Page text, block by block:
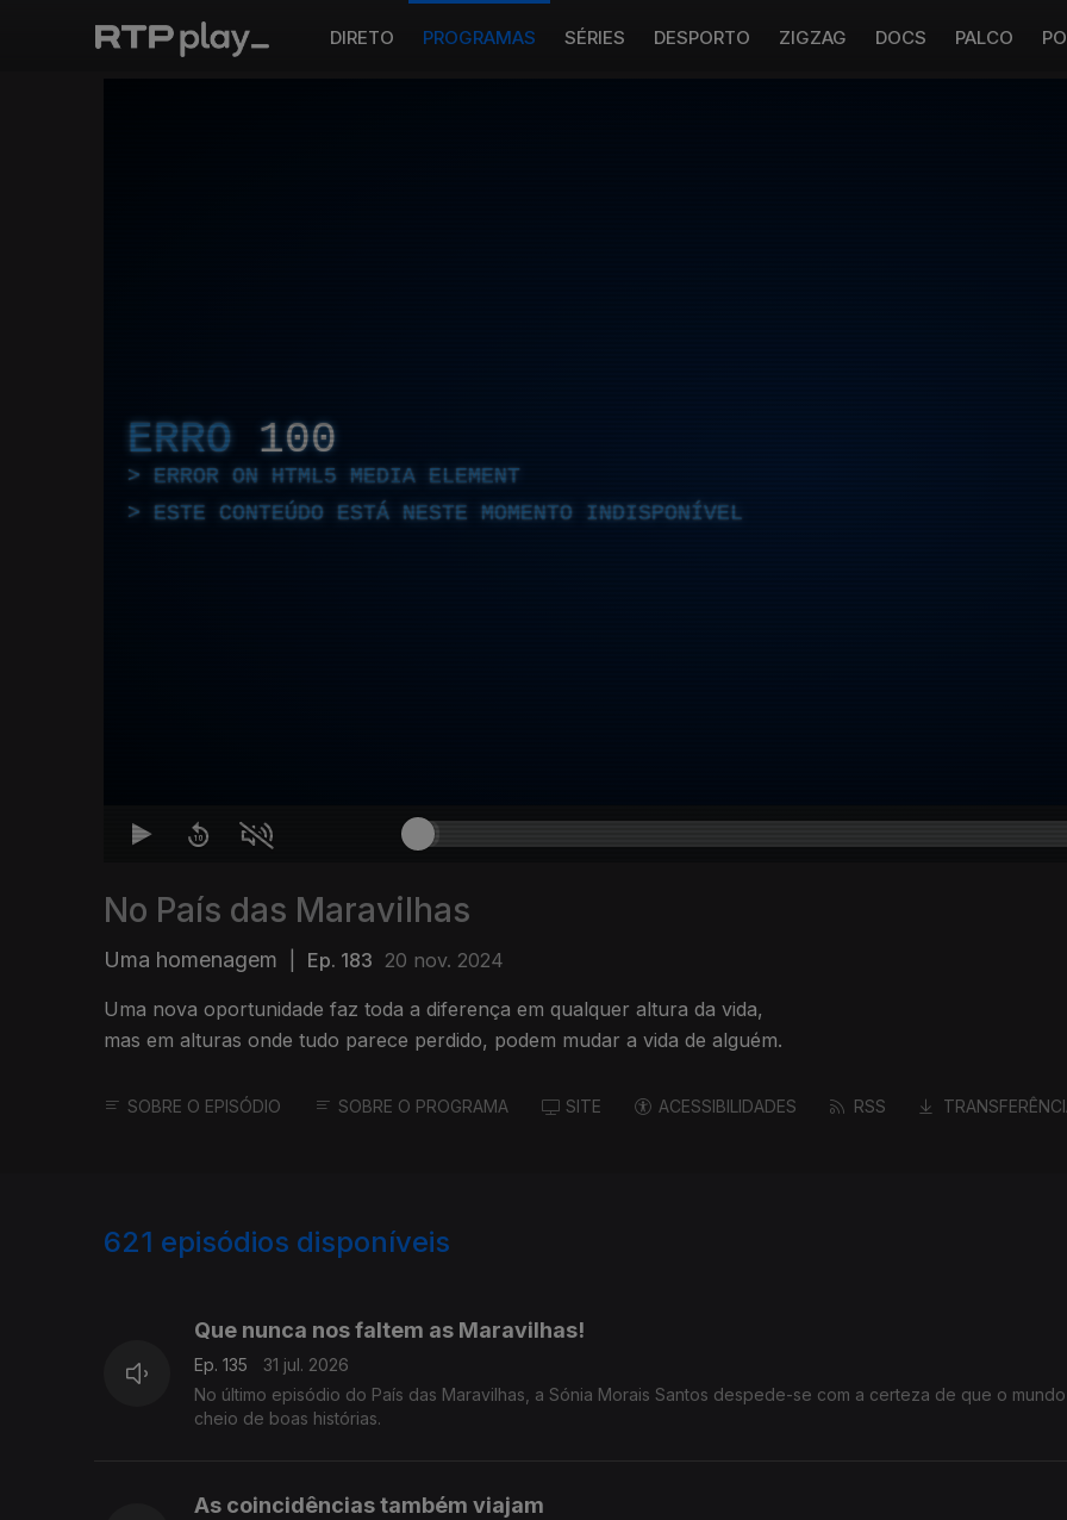
DIRETO PROGRAMAS SÉRIES DESPORTO ZIGZAG DOCS PALCO
ERRO 100
ERROR ON HTML5 MEDIA ELEMENT
ESTE CONTEÚDO ESTÁ NESTE MOMENTO INDISPONÍVEL
No País das Maravilhas
Uma homenagem Ep. 183 20 nov. 2024
Uma nova oportunidade faz toda a diferença em qualquer altura da vida,
mas em alturas onde tudo parece perdido, podem mudar a vida de alguém.
SOBRE O EPISÓDIO SOBRE O PROGRAMA SITE ACESSIBILIDADES RSS
621 episódios disponíveis
Que nunca nos faltem as Maravilhas!
Ep. 135
31 jul. 2026
No último episódio do País das Maravilhas, a Sónia Morais Santos despede-se com a certeza de que o
cheio de boas histórias.
As coincidências também viajam